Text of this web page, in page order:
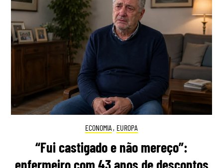
ECONOMIA , EUROPA
“Fui castigado e não mereço”:
enfermeiro com 43 anos de descontos